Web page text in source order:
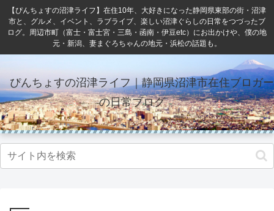
【ぴんちょすの沼津ライフ】在住10年、大好きになった静岡県東部の街・沼津
市と、グルメ、イベント、ラブライブ、楽しい沼津ぐらしの日常をつづったブ
ログ。周辺市町（富士・富士宮・三島・函南・伊豆etc）にお出かけや、僕の地
元・新潟、妻まぐろちゃんの地元・浜松の話題も。
ぴんちょすの沼津ライフ｜静岡県沼津市在住ブロガー
の日常ブログ